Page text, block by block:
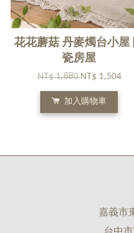
花花蘑菇 丹麥燭台小屋
瓷房屋
NT$ 1,880NT$ 1,504
加入購物車
嘉義市